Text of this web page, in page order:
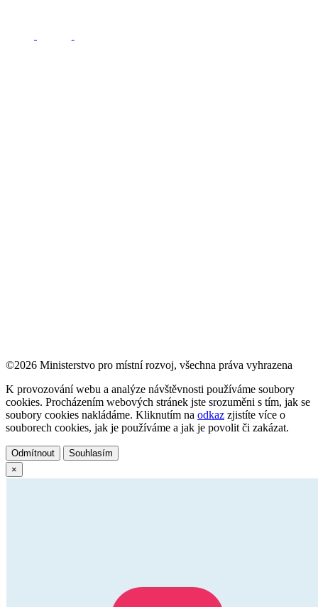
©2026 Ministerstvo pro místní rozvoj, všechna práva vyhrazena
K provozování webu a analýze návštěvnosti používáme soubory
cookies. Procházením webových stránek jste srozuměni s tím, jak se
soubory cookies nakládáme. Kliknutím na odkaz zjistíte více o
souborech cookies, jak je používáme a jak je povolit či zakázat.
Odmítnout
Souhlasím
×